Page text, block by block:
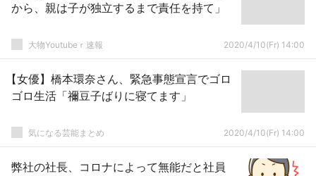
から、親は子が独立するまで責任を持て」
大物Youtubeｒ速報 2020/4/10(Fr) 14:00
【女優】橋本環奈さん、緊急事態宣言でゴロ
ゴロ生活「禰豆子ばりに寝てます」
気になる芸能まとめ 2020/4/10(Fr) 14:00
弊社の社長、コロナによって無能だと社員